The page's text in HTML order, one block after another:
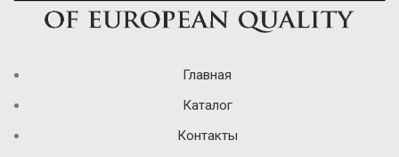
Главная
Каталог
Контакты